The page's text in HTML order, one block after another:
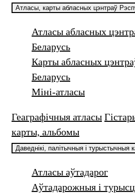
Атласы, карты абласных цэнтраў
Атласы абласных
Беларусь
Карты абласных
Беларусь
Міні-атласы
Геаграфічныя атласы
карты, альбомы
Даведнікі, палiтычныя i турыстычныя
Атласы аўтадарог
Аўтадарожныя і